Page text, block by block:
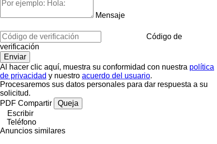
Mensaje
Código de
verificación
Al hacer clic aquí, muestra su conformidad con nuestra política
de privacidad y nuestro acuerdo del usuario.
Procesaremos sus datos personales para dar respuesta a su
solicitud.
PDF Compartir
Queja
Escribir
Teléfono
Anuncios similares